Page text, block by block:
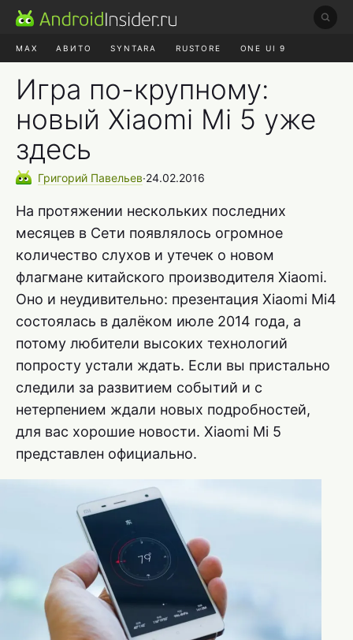
MAX АВИТО SYNTARA RUSTORE ONE UI 9
Игра по-крупному:
новый Xiaomi Mi 5 уже
здесь
Григорий Павельев∙24.02.2016
На протяжении нескольких последних
месяцев в Сети появлялось огромное
количество слухов и утечек о новом
флагмане китайского производителя Xiaomi.
Оно и неудивительно: презентация Xiaomi Mi4
состоялась в далёком июле 2014 года, а
потому любители высоких технологий
попросту устали ждать. Если вы пристально
следили за развитием событий и с
нетерпением ждали новых подробностей,
для вас хорошие новости. Xiaomi Mi 5
представлен официально.